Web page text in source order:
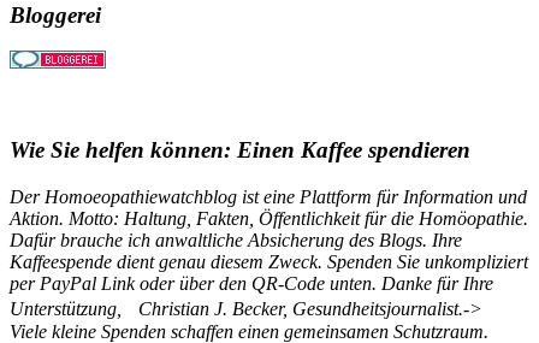
Bloggerei
Wie Sie helfen können: Einen Kaffee spendieren
Der Homoeopathiewatchblog ist eine Plattform für Information und
Aktion. Motto: Haltung, Fakten, Öffentlichkeit für die Homöopathie.
Dafür brauche ich anwaltliche Absicherung des Blogs. Ihre
Kaffeespende dient genau diesem Zweck. Spenden Sie unkompliziert
per PayPal Link oder über den QR-Code unten. Danke für Ihre
Unterstützung, Christian J. Becker, Gesundheitsjournalist.->
Viele kleine Spenden schaffen einen gemeinsamen Schutzraum.